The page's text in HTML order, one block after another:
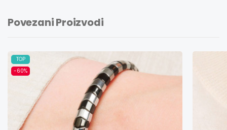
Povezani Proizvodi
TOP
-60%